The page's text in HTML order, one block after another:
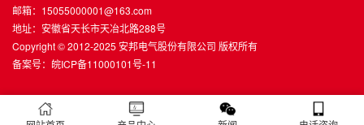
邮箱：15055000001@163.com
地址：安徽省天长市天冶北路288号
Copyright © 2012-2025 安邦电气股份有限公司 版权所有
备案号： 皖ICP备11000101号-11